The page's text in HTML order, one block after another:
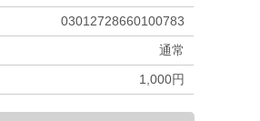
03012728660100783
通常
1,000円